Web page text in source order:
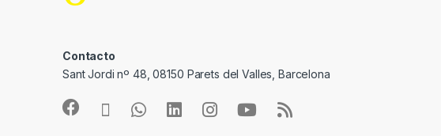
Contacto
Sant Jordi nº 48, 08150 Parets del Valles, Barcelona